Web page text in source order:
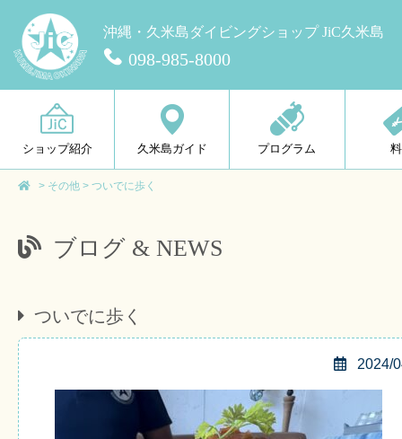
沖縄・久米島ダイビングショップ JiC久米島
098-985-8000
ショップ紹介 久米島ガイド プログラム
> その他 > ついでに歩く
ブログ & NEWS
ついでに歩く
2024/